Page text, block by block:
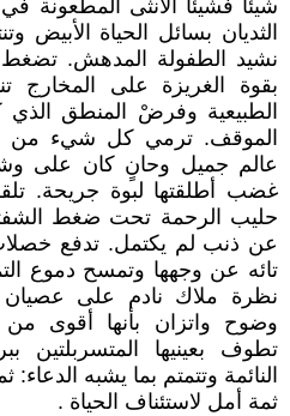
شيئا فشيئا الأنثى المطعونة
الثديان بسائل الحياة الأبيض
نشيد الطفولة المدهش. تضغط
بقوة الغريزة على المخارج
الطبيعية وفرضْ المنطق
الموقف. ترمي كل شيء من
عالم جميل وحانٍ كان على
غضب أطلقتها لبوة جريحة.
حليب الرحمة تحت ضغط
عن ذنب لم يكتمل. تدفع
تائه عن وجهها وتمسح دموع
نظرة ملاك نادم على
وضوح واتزان بأنها أقوى من
تطوف بعينيها المتسربلتين
النائمة وتتمتم بما يشبه
ثمة أمل لاستئناف الحياة .